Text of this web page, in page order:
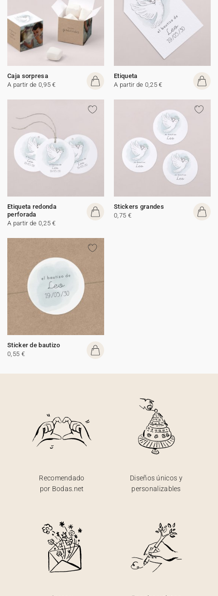
Caja sorpresa
A partir de 0,95 €
Etiqueta
A partir de 0,25 €
Etiqueta redonda
perforada
A partir de 0,25 €
Stickers grandes
0,75 €
Sticker de bautizo
0,55 €
Recomendado
por Bodas.net
Diseños únicos y
personalizables